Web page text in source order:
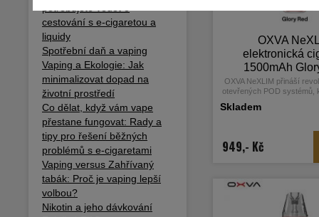
cestování s e-cigaretou a
liquidy
Spotřební daň a vaping
Vaping a Ekologie: Jak
minimalizovat dopad na
životní prostředí
Co dělat, když vám vape
přestane fungovat: Rady a
tipy pro řešení běžných
problémů s e-cigaretami
Vaping versus Zahřívaný
tabák: Proč je vaping lepší
volbou?
Nikotin a jeho dávkování
OXVA
elektronická
1500mAh
OXVA NeXLIM přináší
otevřených POD systémů,
poskytuje až o 200 %
tradičními single
Skladem
949,- Kč